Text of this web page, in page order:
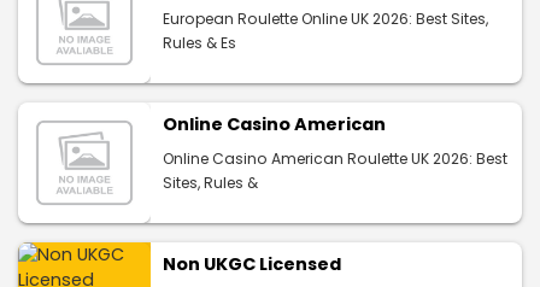
European Roulette Online UK 2026: Best Sites,
Rules & Es
Online Casino American
Online Casino American Roulette UK 2026: Best
Sites, Rules &
Non UKGC Licensed